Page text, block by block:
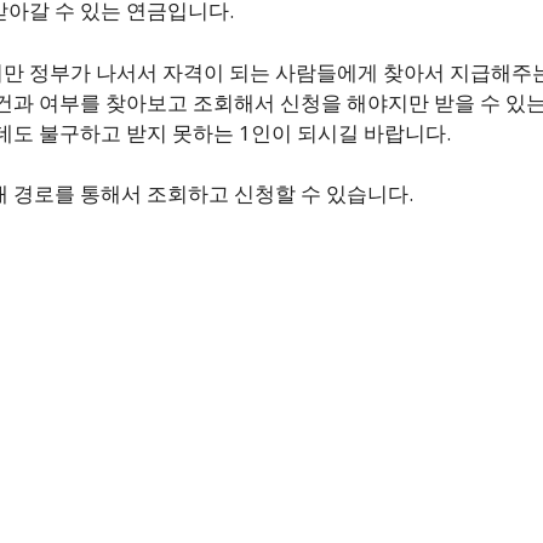
갈 수 있는 연금입니다.
정부가 나서서 자격이 되는 사람들에게 찾아서 지급해주
과 여부를 찾아보고 조회해서 신청을 해야지만 받을 수 있
도 불구하고 받지 못하는 1인이 되시길 바랍니다.
경로를 통해서 조회하고 신청할 수 있습니다.